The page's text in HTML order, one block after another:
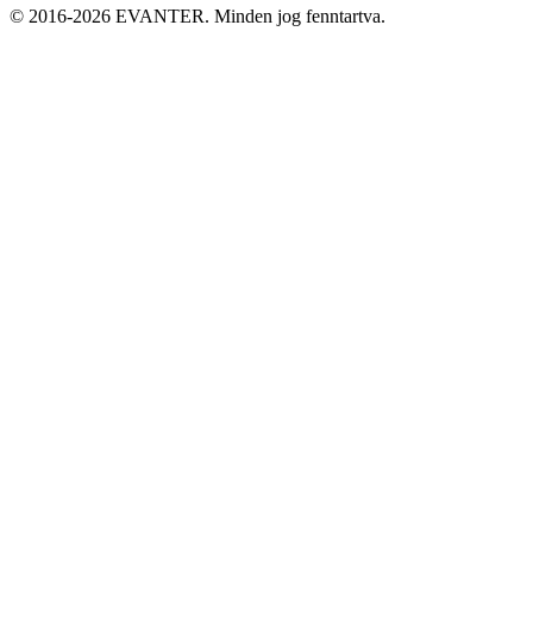
© 2016-2026 EVANTER. Minden jog fenntartva.